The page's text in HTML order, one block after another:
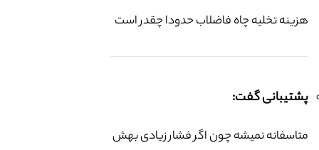
هزینه تخلیه چاه فاضلاب حدودا چقدر است
پشتیبانی گفت:
متاسفانه نمیشه چون اگر فشار زیادی بهش